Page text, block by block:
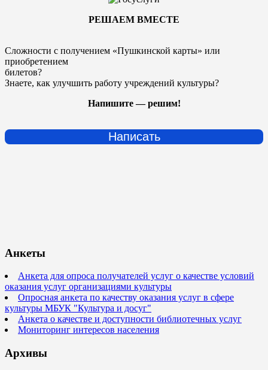
РЕШАЕМ ВМЕСТЕ
Сложности с получением «Пушкинской карты» или
приобретением
билетов?
Знаете, как улучшить работу учреждений культуры?
Напишите — решим!
Написать
Анкеты
Анкета для опроса получателей услуг о качестве условий
оказания услуг организациями культуры
Опросная анкета по качеству оказания услуг в сфере
культуры МБУК "Культура и досуг"
Анкета о качестве и доступности библиотечных услуг
Мониторинг интересов населения
Архивы